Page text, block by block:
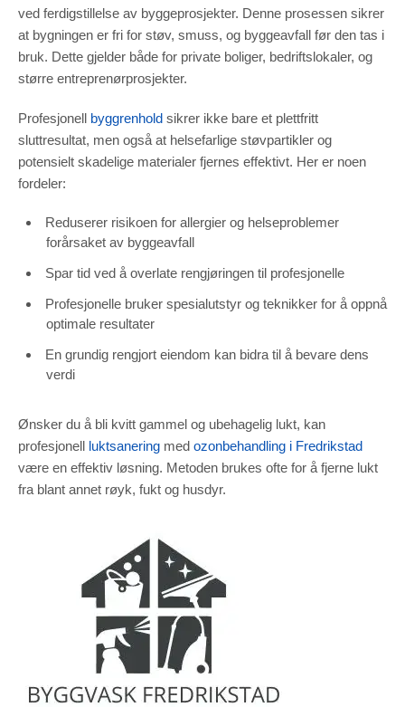
ved ferdigstillelse av byggeprosjekter. Denne prosessen sikrer
at bygningen er fri for støv, smuss, og byggeavfall før den tas i
bruk. Dette gjelder både for private boliger, bedriftslokaler, og
større entreprenørprosjekter.
Profesjonell byggrenhold sikrer ikke bare et plettfritt
sluttresultat, men også at helsefarlige støvpartikler og
potensielt skadelige materialer fjernes effektivt. Her er noen
fordeler:
Reduserer risikoen for allergier og helseproblemer
forårsaket av byggeavfall
Spar tid ved å overlate rengjøringen til profesjonelle
Profesjonelle bruker spesialutstyr og teknikker for å oppnå
optimale resultater
En grundig rengjort eiendom kan bidra til å bevare dens
verdi
Ønsker du å bli kvitt gammel og ubehagelig lukt, kan
profesjonell luktsanering med ozonbehandling i Fredrikstad
være en effektiv løsning. Metoden brukes ofte for å fjerne lukt
fra blant annet røyk, fukt og husdyr.